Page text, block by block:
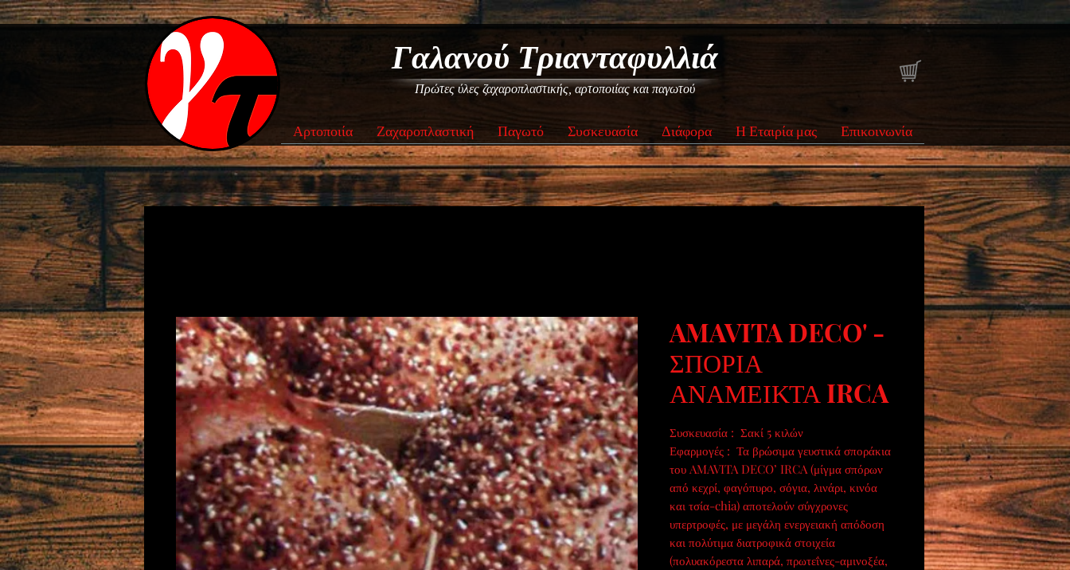
Γαλανού Τριανταφυλλιά
Πρώτες ύλες ζαχαροπλαστικής, αρτοποιίας και παγωτού
Αρτοποιία Ζαχαροπλαστική Παγωτό Συσκευασία Διάφορα Η Εταιρία μας Επικοινωνία
AMAVITA DECO' -
ΣΠΟΡΙΑ
ΑΝΑΜΕΙΚΤΑ IRCA
Συσκευασία : Σακί 5 κιλών
Εφαρμογές : Τα βρώσιμα γευστικά σποράκια
του AMAVITA DECO’ IRCA (μίγμα σπόρων
από κεχρί, φαγόπυρο, σόγια, λινάρι, κινόα
και τσία-chia) αποτελούν σύγχρονες
υπερτροφές, με μεγάλη ενεργειακή απόδοση
και πολύτιμα διατροφικά στοιχεία
(πολυακόρεστα λιπαρά, πρωτεΐνες-αμινοξέα,